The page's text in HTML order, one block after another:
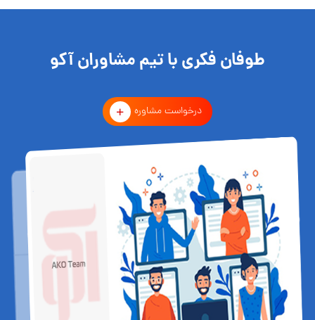
طوفان فکری با تیم مشاوران آکو
درخواست مشاوره